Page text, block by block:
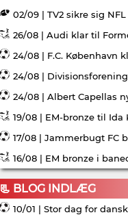
02/09 | TV2 sikre sig
26/08 | Audi klar til
24/08 | F.C. København
24/08 |
24/08 | Albert Capellas
19/08 | EM-bronze til
17/08 | Jammerbugt FC
16/08 | EM bronze i
📃 BLOG INDLÆG
10/01 | Stor dag for